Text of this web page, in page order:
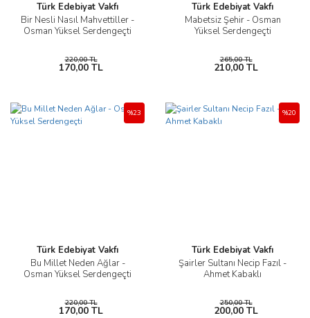
Türk Edebiyat Vakfı
Bir Nesli Nasıl Mahvettiller -
Osman Yüksel Serdengeçti
220,00 TL
170,00 TL
Türk Edebiyat Vakfı
Mabetsiz Şehir - Osman
Yüksel Serdengeçti
265,00 TL
210,00 TL
Türk Edebiyat Vakfı
Bu Millet Neden Ağlar -
Osman Yüksel Serdengeçti
%23
220,00 TL
170,00 TL
Türk Edebiyat Vakfı
Şairler Sultanı Necip Fazıl -
Ahmet Kabaklı
%20
250,00 TL
200,00 TL